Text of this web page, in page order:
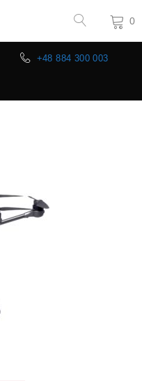
0
+48 884 300 003